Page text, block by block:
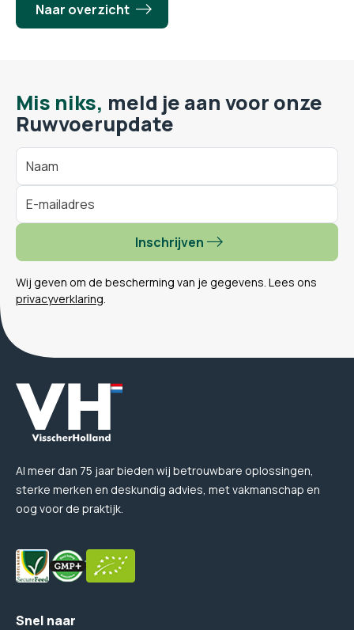
Naar overzicht
Mis niks, meld je aan voor onze
Ruwvoerupdate
Inschrijven
Wij geven om de bescherming van je gegevens. Lees ons
privacyverklaring.
Al meer dan 75 jaar bieden wij betrouwbare oplossingen,
sterke merken en deskundig advies, met vakmanschap en
oog voor de praktijk.
Snel naar